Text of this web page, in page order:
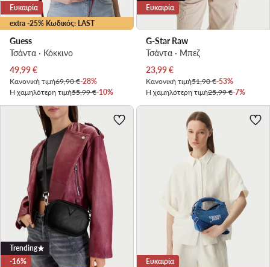
extra -25% Κωδικός: LAST
Ευκαιρία
Guess
Τσάντα · Κόκκινο
Τρέχουσα τιμή
49,99€
Κανονική τιμή69,90 €-28%
Η χαμηλότερη τιμή55,99 €-10%
Ευκαιρία
G-Star Raw
Τσάντα · Μπεζ
Τρέχουσα τιμή
23,99€
Κανονική τιμή51,90 €-53%
Η χαμηλότερη τιμή25,99 €-7%
Trending
-16%
Ευκαιρία